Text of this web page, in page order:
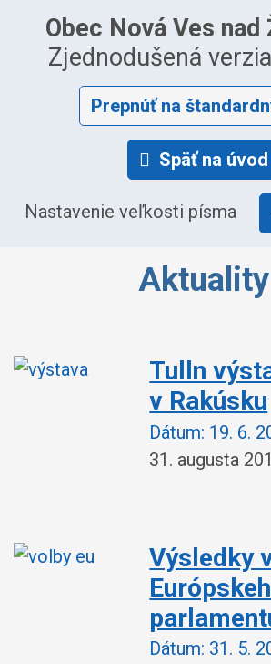
Obec Nová Ves nad
Zjednodušená
Prepnúť na
Späť na úvod
Nastavenie veľkosti písma
Aktuality
Tulln
v Rakúsku
Dátum: 19. 6.
31. augusta
Výsledky
Dátum: 31. 5.